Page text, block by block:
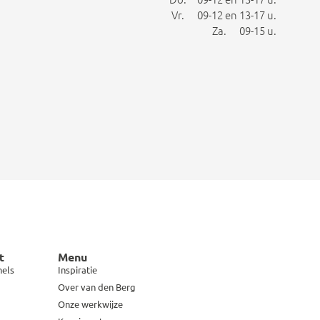
Vr. 09-12 en 13-17 u.
Za. 09-15 u.
Menu
Inspiratie
Over van den Berg
Onze werkwijze